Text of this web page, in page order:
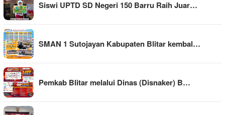
Siswi UPTD SD Negeri 150 Barru Raih Juar…
SMAN 1 Sutojayan Kabupaten Blitar kembal…
Pemkab Blitar melalui Dinas (Disnaker) B…